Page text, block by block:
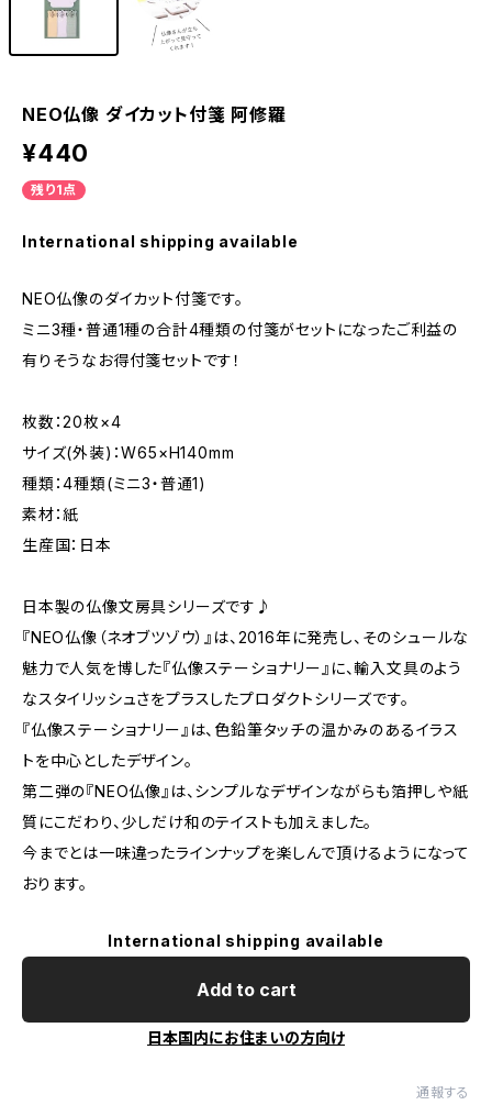
NEO仏像 ダイカット付箋 阿修羅
¥440
残り1点
International shipping available
NEO仏像のダイカット付箋です。
ミニ3種・普通1種の合計4種類の付箋がセットになったご利益の
有りそうなお得付箋セットです！
枚数：20枚×4
サイズ(外装)：W65×H140mm
種類：4種類(ミニ3・普通1)
素材：紙
生産国：日本
日本製の仏像文房具シリーズです♪
『NEO仏像（ネオブツゾウ）』は、2016年に発売し、そのシュールな
魅力で人気を博した『仏像ステーショナリー』に、輸入文具のよう
なスタイリッシュさをプラスしたプロダクトシリーズです。
『仏像ステーショナリー』は、色鉛筆タッチの温かみのあるイラス
トを中心としたデザイン。
第二弾の『NEO仏像』は、シンプルなデザインながらも箔押しや紙
質にこだわり、少しだけ和のテイストも加えました。
今までとは一味違ったラインナップを楽しんで頂けるようになって
おります。
International shipping available
Add to cart
日本国内にお住まいの方向け
通報する